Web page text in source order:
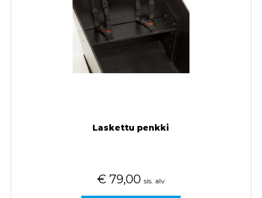
Laskettu penkki
€ 79,00 sis. alv